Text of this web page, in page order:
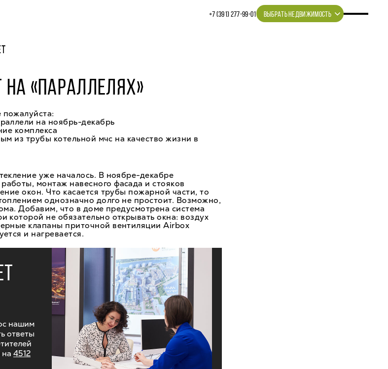
+7 (391) 277‒99‒01 ВЫБРАТЬ НЕДВИЖИМОСТЬ
«ПАРАЛЛЕЛЯХ»
на ноябрь-декабрь
комплекса
из трубы котельной мчс на качество жизни в
уже началось. В ноябре-декабре
монтаж навесного фасада и стояков
окон. Что касается трубы пожарной части, то
однозначно долго не простоит. Возможно,
Добавим, что в доме предусмотрена система
которой не обязательно открывать окна: воздух
клапаны приточной вентиляции Airbox
и нагревается.
нашим
ответы
4512